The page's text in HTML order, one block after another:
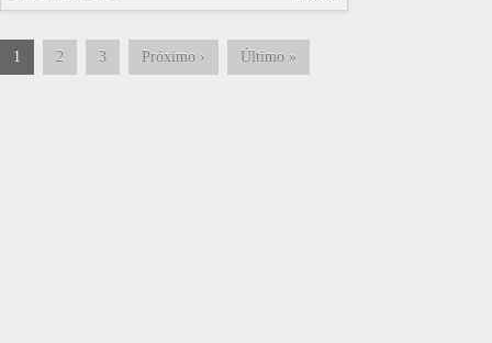
1 2 3 Próximo › Último »